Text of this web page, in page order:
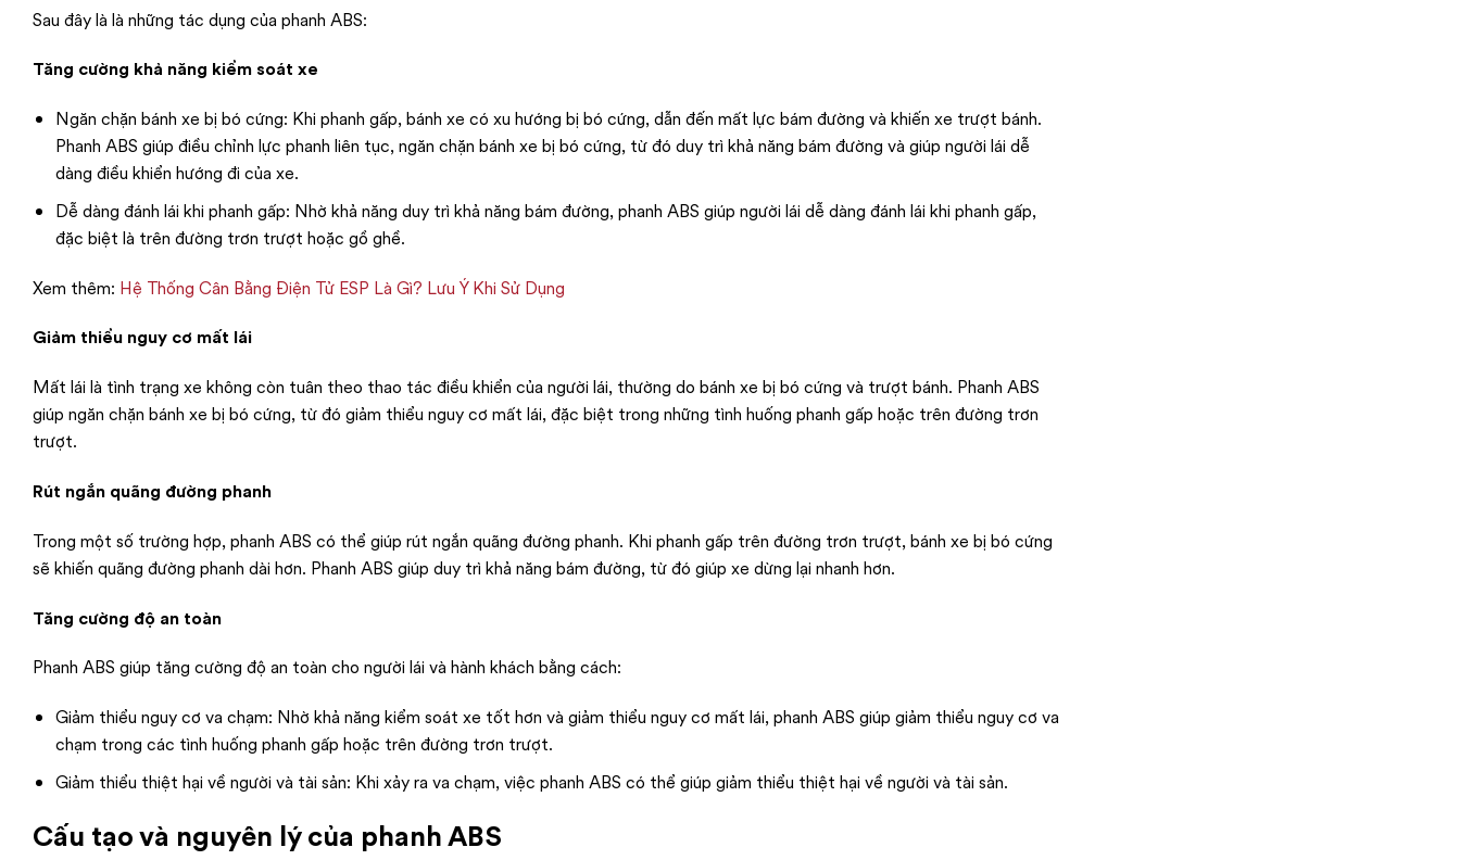
Sau đây là là những tác dụng của phanh ABS:
Tăng cường khả năng kiểm soát xe
Ngăn chặn bánh xe bị bó cứng: Khi phanh gấp, bánh xe có xu hướng bị bó cứng, dẫn đến mất lực bám đường và khiến xe trượt bánh.
Phanh ABS giúp điều chỉnh lực phanh liên tục, ngăn chặn bánh xe bị bó cứng, từ đó duy trì khả năng bám đường và giúp người lái dễ
dàng điều khiển hướng đi của xe.
Dễ dàng đánh lái khi phanh gấp: Nhờ khả năng duy trì khả năng bám đường, phanh ABS giúp người lái dễ dàng đánh lái khi phanh gấp,
đặc biệt là trên đường trơn trượt hoặc gồ ghề.
Xem thêm: Hệ Thống Cân Bằng Điện Tử ESP Là Gì? Lưu Ý Khi Sử Dụng
Giảm thiểu nguy cơ mất lái
Mất lái là tình trạng xe không còn tuân theo thao tác điều khiển của người lái, thường do bánh xe bị bó cứng và trượt bánh. Phanh ABS
giúp ngăn chặn bánh xe bị bó cứng, từ đó giảm thiểu nguy cơ mất lái, đặc biệt trong những tình huống phanh gấp hoặc trên đường trơn
trượt.
Rút ngắn quãng đường phanh
Trong một số trường hợp, phanh ABS có thể giúp rút ngắn quãng đường phanh. Khi phanh gấp trên đường trơn trượt, bánh xe bị bó cứng
sẽ khiến quãng đường phanh dài hơn. Phanh ABS giúp duy trì khả năng bám đường, từ đó giúp xe dừng lại nhanh hơn.
Tăng cường độ an toàn
Phanh ABS giúp tăng cường độ an toàn cho người lái và hành khách bằng cách:
Giảm thiểu nguy cơ va chạm: Nhờ khả năng kiểm soát xe tốt hơn và giảm thiểu nguy cơ mất lái, phanh ABS giúp giảm thiểu nguy cơ va
chạm trong các tình huống phanh gấp hoặc trên đường trơn trượt.
Giảm thiểu thiệt hại về người và tài sản: Khi xảy ra va chạm, việc phanh ABS có thể giúp giảm thiểu thiệt hại về người và tài sản.
Cấu tạo và nguyên lý của phanh ABS